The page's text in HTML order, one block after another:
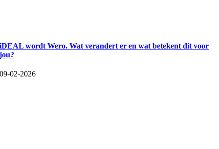
iDEAL wordt Wero. Wat verandert er en wat betekent dit voor
jou?
09-02-2026